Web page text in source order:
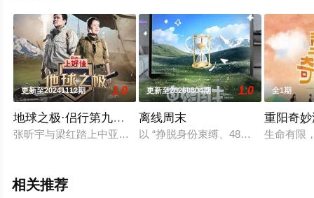
更新至20241112期 1.0
地球之极·侣行第九季上篇
张昕宇与梁红踏上中亚之旅，探索东西方交汇的神秘之地。他们
更新至20260804期 1.0
离线周末
以 “挣脱身份束缚、48小时平行人生
全1期
重阳奇
生命有限
相关推荐